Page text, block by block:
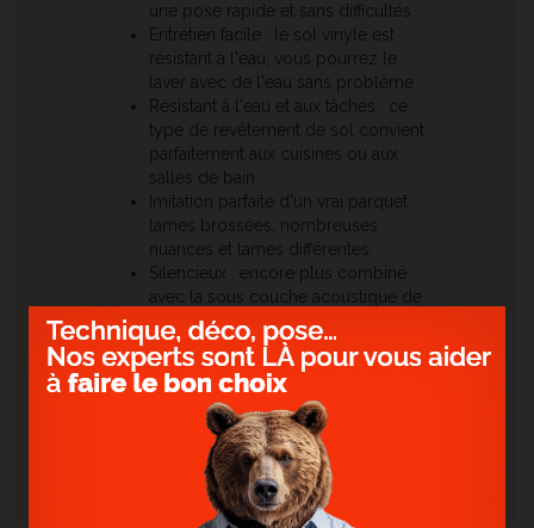
une pose rapide et sans difficultés
Entretien facile : le sol vinyle est
résistant à l'eau, vous pourrez le
laver avec de l'eau sans problème
Résistant à l'eau et aux tâches : ce
type de revêtement de sol convient
parfaitement aux cuisines ou aux
salles de bain
Imitation parfaite d'un vrai parquet :
lames brossées, nombreuses
nuances et lames différentes.
Silencieux : encore plus combiné
avec la sous couche acoustique de
2mm. Très bonne isolation
accoustique et thermique.
Idéal en rénovation : très faible
épaisseur pour une résistance
maximale.
Accessoires assortis : combinez les plinthes et
autres barres de seuil dans la teinte de votre